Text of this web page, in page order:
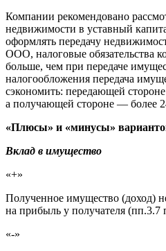
Компании рекомендовано
недвижимости в уставный
оформлять передачу
ООО, налоговые обязательства
больше, чем при передаче
налогообложения передача
сэкономить: передающей
а получающей стороне — более
«Плюсы» и «минусы»
Вклад в имущество
«+»
Полученное имущество (доход)
на прибыль у получателя
«-»